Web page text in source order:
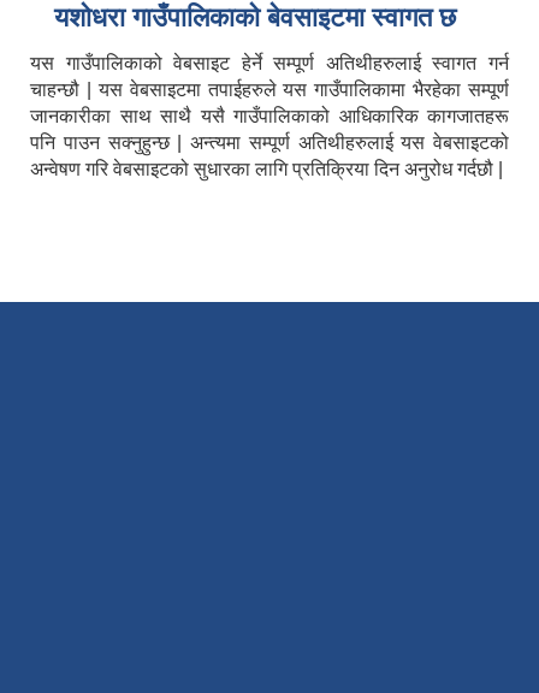
यशाेधरा गाउँपालिकाकाे बेवसाइटमा स्वागत छ
यस गाउँपालिकाको वेबसाइट हेर्ने सम्पूर्ण अतिथीहरुलाई स्वागत गर्न
चाहन्छौ | यस वेबसाइटमा तपाईहरुले यस गाउँपालिकामा भैरहेका सम्पूर्ण
जानकारीका साथ साथै यसै गाउँपालिकाको आधिकारिक कागजातहरू
पनि पाउन सक्नुहुन्छ | अन्त्यमा सम्पूर्ण अतिथीहरुलाई यस वेबसाइटको
अन्वेषण गरि वेबसाइटको सुधारका लागि प्रतिक्रिया दिन अनुरोध गर्दछौ |